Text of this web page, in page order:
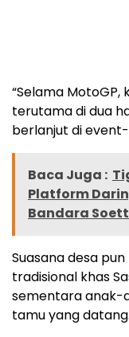
“Selama
terutama di dua
berlanjut di
Baca Juga :
Platform
Bandara
Suasana desa
tradisional khas
sementara anak-
tamu yang datang.